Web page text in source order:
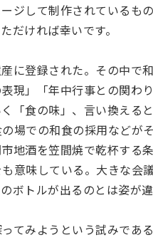
ジして制作されているも
だければ幸いです。
に登録された。その中で
現」「年中行事との関わ
「食の味」、言い換える
場での和食の採用などが
地酒を笠間焼で乾杯する
意味している。大きな会
ボトルが出るのとは姿が
てみようという試みであ